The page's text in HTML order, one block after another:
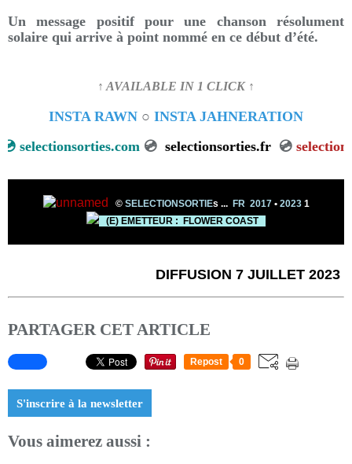
Un message positif pour une chanson résolument
solaire qui arrive à point nommé en ce début d’été.
↑ AVAILABLE IN 1 CLICK ↑
INSTA RAWN ○ INSTA JAHNERATION
selectionsorties.com💿 selectionsorties.fr💿
© SELECTIONSORTIEs ... FR 2017 •2023 1
(E) EMETTEUR : FLOWER COAST
DIFFUSION 7 JUILLET 2023
PARTAGER CET ARTICLE
Repost 0
S'inscrire à la newsletter
Vous aimerez aussi :